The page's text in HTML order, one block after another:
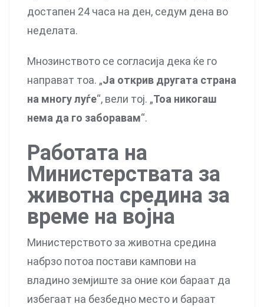
достапен 24 часа на ден, седум дена во
неделата.
Мнозинството се согласија дека ќе го
направат тоа. „Ја открив другата страна
на многу луѓе“, вели тој. „Тоа никогаш
нема да го заборавам“.
Работата на
Министерствата за
животна средина за
време на војна
Министерството за животна средина
набрзо потоа постави кампови на
владино земјиште за оние кои бараат да
избегаат на безбедно место и бараат